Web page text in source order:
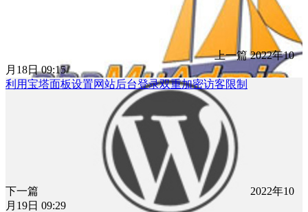
上一篇 2022年10
月18日 09:15
利用宝塔面板设置网站后台登录双重加密访客限制
下一篇
2022年10
月19日 09:29